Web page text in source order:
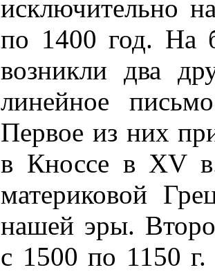
исключительно
по 1400 год. На
возникли два
линейное
Первое из них
в Кноссе в XV
материковой
нашей эры.
с 1500 по 1150 г.